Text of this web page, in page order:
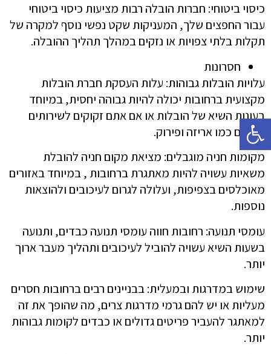
כיסוי ביטוחי: חברות הובלה רבות מציעות כיסוי ביטוחי
עבור החפצים שלך, המעניקות שקט נפשי נוסף למקרה של
תקלות בלתי צפויות או נזקים במהלך תהליך ההובלה.
חסרונות
עלויות הובלות גבוהות: עלות העסקת חברת הובלות
מקצועית ברחובות יכולה להיות גבוהה יחסית, במיוחד
בעונות השיא של הובלות או אם אתם זקוקים לשירותים
נוספים כמו אריזה ופירוק.
מקומות חניה מוגבלים: מציאת מקום חניה להובלת
משאיות עשויה להיות מאתגרת ברחובות , במיוחד באזורים
מאוכלסים בצפיפות, ועלולה לגרום לעיכובים ולהוצאות
נוספות.
עומסי תנועה: רחובות חווה עומסי תנועה כבדים, ותנועה
בשעות השיא עשויה להוביל לעיכובים ותהליך מעבר ארוך
יותר.
שימוש במדרגות ובמעלית: בבניינים רבים ברחובות חסרים
מעליות או יש להם גרמי מדרגות צרים, מה שהופך את זה
למאתגר להעביר פריטים גדולים או כבדים לקומות גבוהות
יותר.
פתח סרגל נגישות